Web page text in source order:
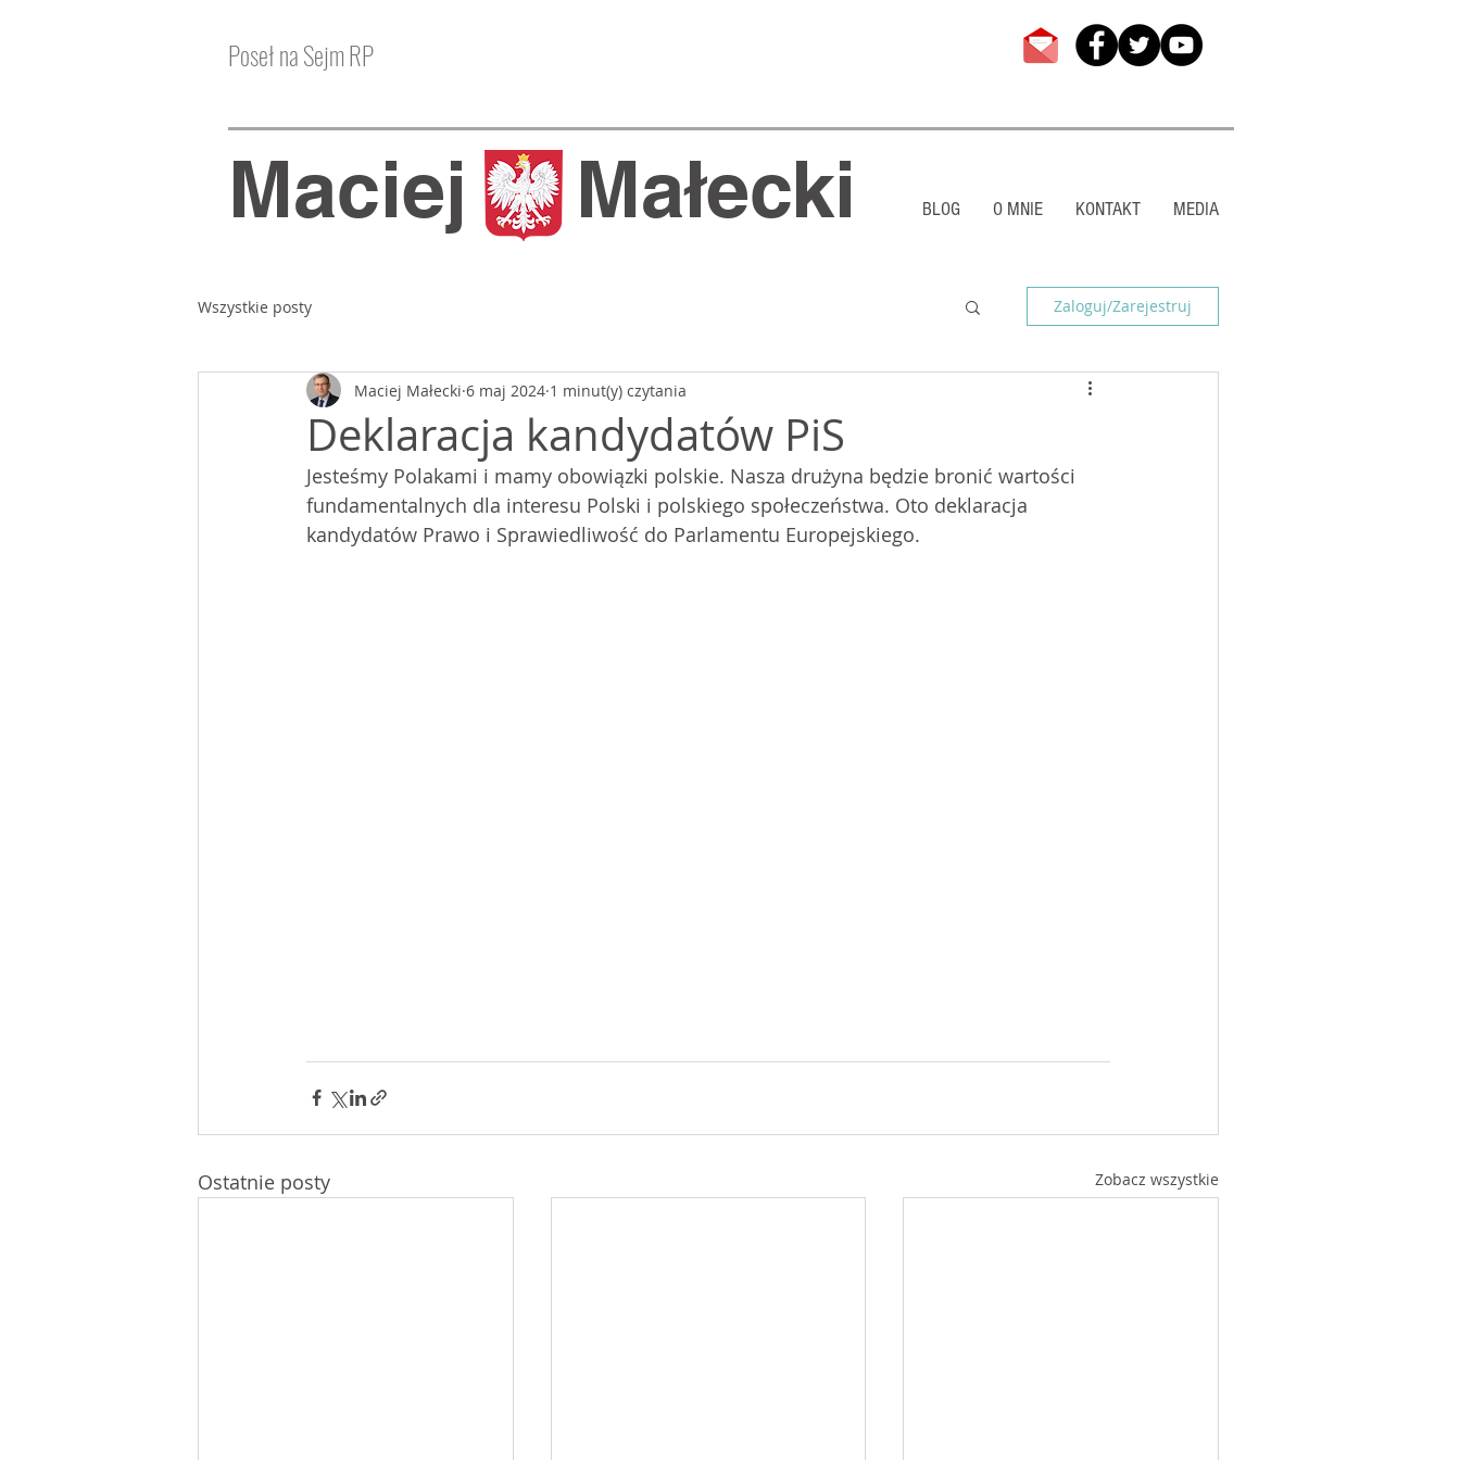
Maciej Małecki
Poseł na Sejm RP
BLOG O MNIE KONTAKT MEDIA
Wszystkie posty Zaloguj/Zarejestruj
Deklaracja kandydatów PiS
Maciej Małecki 6 maj 2024 1 minut(y) czytania
Jesteśmy Polakami i mamy obowiązki polskie. Nasza drużyna będzie bronić wartości
fundamentalnych dla interesu Polski i polskiego społeczeństwa. Oto deklaracja
kandydatów Prawo i Sprawiedliwość do Parlamentu Europejskiego.
Ostatnie posty Zobacz wszystkie